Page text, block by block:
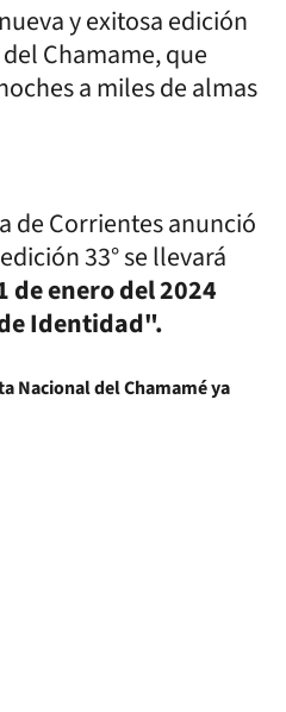
y exitosa edición
Chamame, que
a miles de almas
de Corrientes anunció
33° se llevará
de enero del 2024
Identidad".